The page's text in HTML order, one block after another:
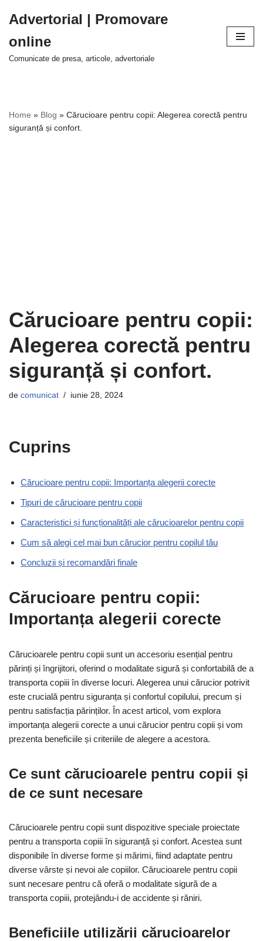
la
conținut
Advertorial | Promovare
online
Comunicate de presa, articole, advertoriale
Home » Blog » Cărucioare pentru copii: Alegerea corectă pentru
siguranță și confort.
Cărucioare pentru copii:
Alegerea corectă pentru
siguranță și confort.
de comunicat iunie 28, 2024
Cuprins
Cărucioare pentru copii: Importanța alegerii corecte
Tipuri de cărucioare pentru copii
Caracteristici și funcționalități ale cărucioarelor pentru copii
Cum să alegi cel mai bun cărucior pentru copilul tău
Concluzii și recomandări finale
Cărucioare pentru copii:
Importanța alegerii corecte
Cărucioarele pentru copii sunt un accesoriu esențial pentru
părinți și îngrijitori, oferind o modalitate sigură și confortabilă de a
transporta copiii în diverse locuri. Alegerea unui cărucior potrivit
este crucială pentru siguranța și confortul copilului, precum și
pentru satisfacția părinților. În acest articol, vom explora
importanța alegerii corecte a unui cărucior pentru copii și vom
prezenta beneficiile și criteriile de alegere a acestora.
Ce sunt cărucioarele pentru copii și
de ce sunt necesare
Cărucioarele pentru copii sunt dispozitive speciale proiectate
pentru a transporta copiii în siguranță și confort. Acestea sunt
disponibile în diverse forme și mărimi, fiind adaptate pentru
diverse vârste și nevoi ale copiilor. Cărucioarele pentru copii
sunt necesare pentru că oferă o modalitate sigură de a
transporta copiii, protejându-i de accidente și răniri.
Beneficiile utilizării cărucioarelor